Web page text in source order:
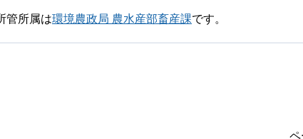
管所属は環境農政局 農水産部畜産課です。
ペ